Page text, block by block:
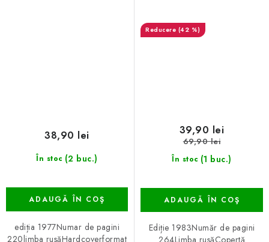
În stoc (2 buc.)
38,90 lei
ADAUGĂ ÎN COŞ
ediția 1977Numar de pagini
220limba rusăHardcoverformat
(42 %)
În stoc (1 buc.)
39,90 lei
69,90 lei
ADAUGĂ ÎN COŞ
Ediție 1983Număr de pagini